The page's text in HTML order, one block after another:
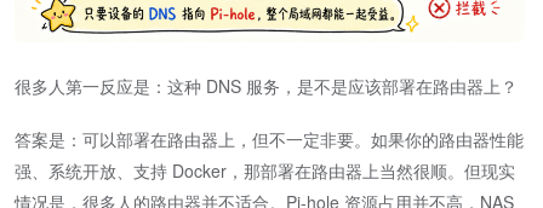
很多人第一反应是：这种 DNS 服务，是不是应该部署在路由器上？
答案是：可以部署在路由器上，但不一定非要。如果你的路由器性能
强、系统开放、支持 Docker，那部署在路由器上当然很顺。但现实
情况是，很多人的路由器并不适合。Pi-hole 资源占用并不高，NAS